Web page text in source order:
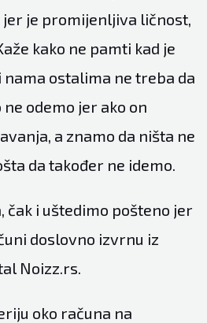
jer je promijenljiva ličnost,
kako ne pamti kad je
nama ostalima ne treba da
odemo jer ako on
a znamo da ništa ne
da također ne idemo.
čak i uštedimo pošteno jer
doslovno izvrnu iz
Noizz.rs.
oko računa na